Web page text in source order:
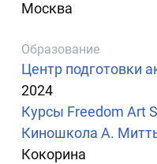
Москва
Образование
Центр подготовки
2024
Курсы Freedom Art
Киношкола А.
Кокорина